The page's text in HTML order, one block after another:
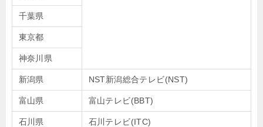
千葉県
東京都
神奈川県
新潟県 NST新潟総合テレビ(NST)
富山県 富山テレビ(BBT)
石川県 石川テレビ(ITC)